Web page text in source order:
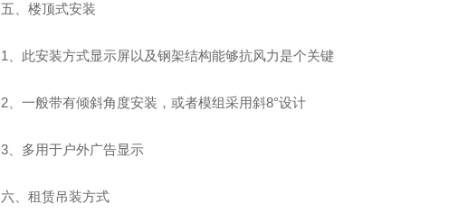
五、楼顶式安装
1、此安装方式显示屏以及钢架结构能够抗风力是个关键
2、一般带有倾斜角度安装，或者模组采用斜8°设计
3、多用于户外广告显示
六、租赁吊装方式